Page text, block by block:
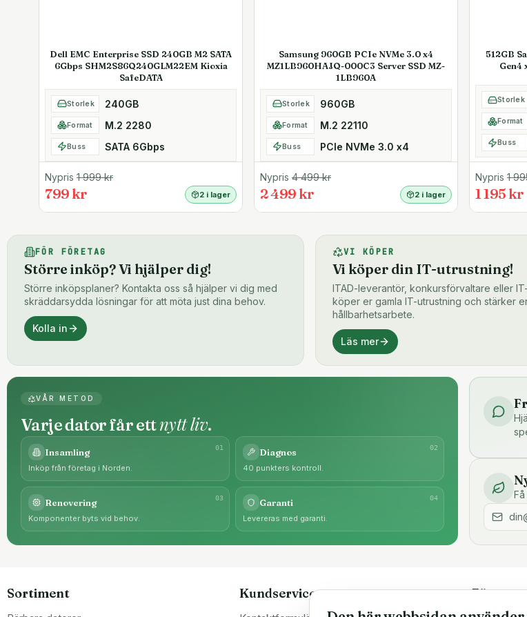
Dell EMC Enterprise SSD 240GB M2 SATA
6Gbps SHM2S86Q240GLM22EM Kioxia
SafeDATA
Storlek 240GB
Format M.2 2280
Buss SATA 6Gbps
Nypris 1 999kr
799 kr 2 i lager
Samsung 960GB PCIe NVMe 3.0 x4
MZ1LB960HAJQ-000C3 Server SSD MZ-
1LB960A
Storlek 960GB
Format M.2 22110
Buss PCIe NVMe 3.0 x4
Nypris 4 499kr
2 499 kr 2 i lager
512GB
Gen4
Storlek
Format
Buss
Nypris 1
1 195 kr
FÖR FÖRETAG
Större inköp? Vi hjälper dig!
Större inköpsplaner? Kontakta oss så hjälper vi dig med
skräddarsydda lösningar för att möta just dina behov.
Kolla in
VI KÖPER
Vi köper din IT-utrustning!
ITAD-leverantör, konkursförvaltare eller
köper er gamla IT-utrustning och stärker
hållbarhetsarbete.
Läs mer
VÅR METOD
Varje dator får ettnytt liv.
01
Insamling
Inköp från företag i Norden.
02
Diagnos
40 punkters kontroll.
03
Renovering
Komponenter byts vid behov.
04
Garanti
Levereras med garanti.
Sortiment Kundservice